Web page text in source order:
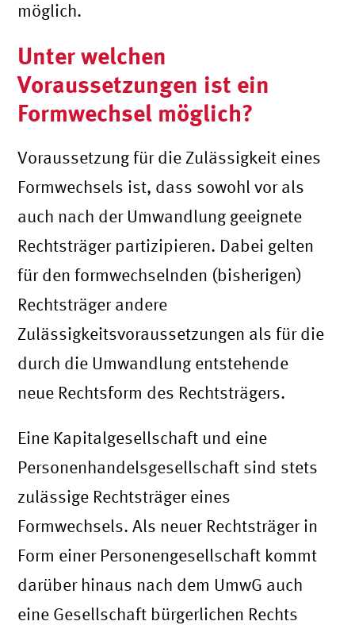
möglich.
Unter welchen
Voraussetzungen ist ein
Formwechsel möglich?
Voraussetzung für die Zulässigkeit eines
Formwechsels ist, dass sowohl vor als
auch nach der Umwandlung geeignete
Rechtsträger partizipieren. Dabei gelten
für den formwechselnden (bisherigen)
Rechtsträger andere
Zulässigkeitsvoraussetzungen als für die
durch die Umwandlung entstehende
neue Rechtsform des Rechtsträgers.
Eine Kapitalgesellschaft und eine
Personenhandelsgesellschaft sind stets
zulässige Rechtsträger eines
Formwechsels. Als neuer Rechtsträger in
Form einer Personengesellschaft kommt
darüber hinaus nach dem UmwG auch
eine Gesellschaft bürgerlichen Rechts